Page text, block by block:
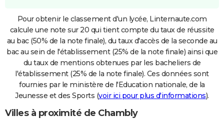
Pour obtenir le classement d'un lycée, Linternaute.com
calcule une note sur 20 qui tient compte du taux de réussite
au bac (50% de la note finale), du taux d'accès de la seconde au
bac au sein de l'établissement (25% de la note finale) ainsi que
du taux de mentions obtenues par les bacheliers de
l'établissement (25% de la note finale). Ces données sont
fournies par le ministère de l'Education nationale, de la
Jeunesse et des Sports (voir ici pour plus d'informations).
Villes à proximité de Chambly